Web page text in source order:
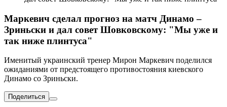
Маркевич сделал прогноз на матч Динамо –
Зриньски и дал совет Шовковскому: "Мы уже и
так ниже плинтуса"
Именитый украинский тренер Мирон Маркевич поделился
ожиданиями от предстоящего противостояния киевского
Динамо со Зриньски.
Поделиться